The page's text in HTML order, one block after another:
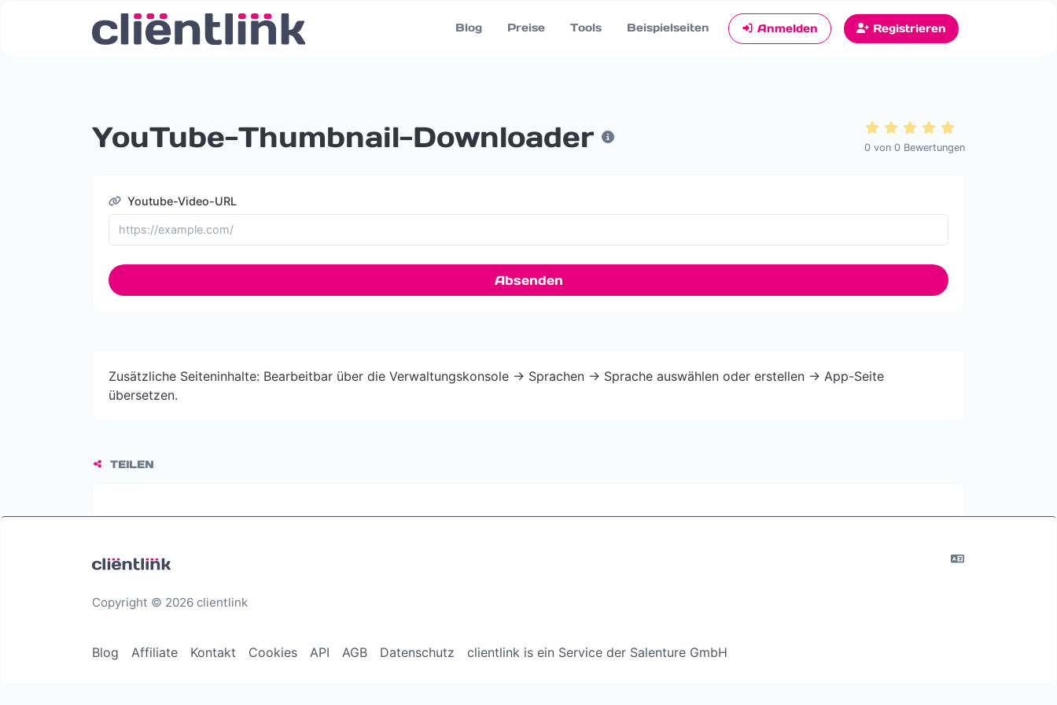
Blog Preise Tools Beispielseiten Anmelden Registrieren
YouTube-Thumbnail-Downloader 0 von 0 Bewertungen
Youtube-Video-URL
Absenden
Zusätzliche Seiteninhalte: Bearbeitbar über die Verwaltungskonsole -> Sprachen -> Sprache auswählen oder erstellen -> App-Seite
übersetzen.
TEILEN
Copyright © 2026 clientlink
Blog Affiliate Kontakt Cookies API AGB Datenschutz clientlink is ein Service der Salenture GmbH